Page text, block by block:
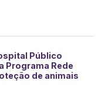
Público
Programa Rede
de animais